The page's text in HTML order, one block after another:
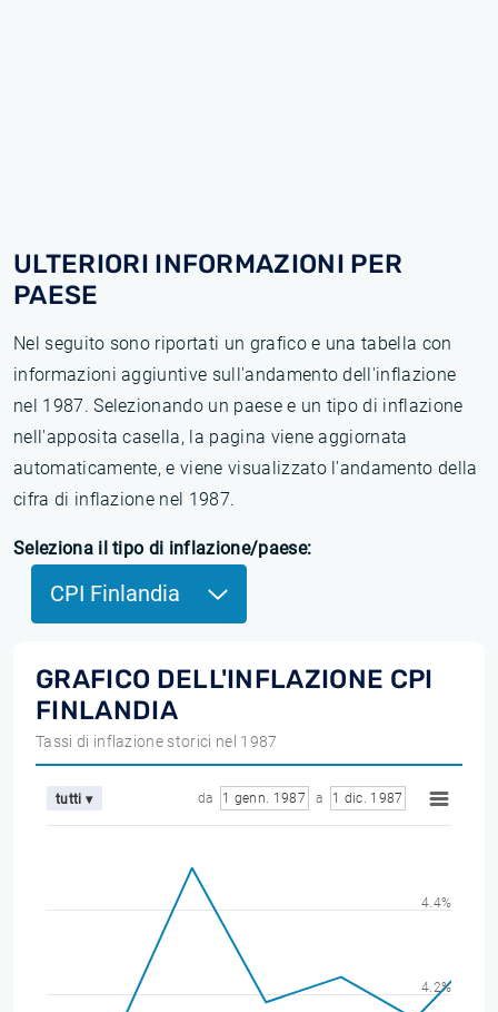
ULTERIORI INFORMAZIONI PER
PAESE
Nel seguito sono riportati un grafico e una tabella con
informazioni aggiuntive sull'andamento dell'inflazione
nel 1987. Selezionando un paese e un tipo di inflazione
nell'apposita casella, la pagina viene aggiornata
automaticamente, e viene visualizzato l'andamento della
cifra di inflazione nel 1987.
Seleziona il tipo di inflazione/paese:
CPI Finlandia
GRAFICO DELL'INFLAZIONE CPI
FINLANDIA
Tassi di inflazione storici nel 1987
tutti ▾ da 1 genn. 1987 a 1 dic. 1987
4.2%
4.4%